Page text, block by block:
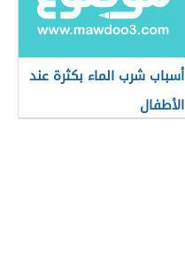
أسباب شرب الماء بكثرة عند
الأطفال